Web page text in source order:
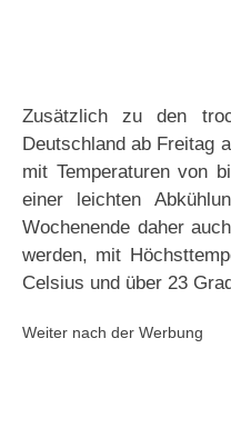
Zusätzlich zu den
Deutschland ab Freitag
mit Temperaturen von
einer leichten
Wochenende daher
werden, mit
Celsius und über 23
Weiter nach der Werbung